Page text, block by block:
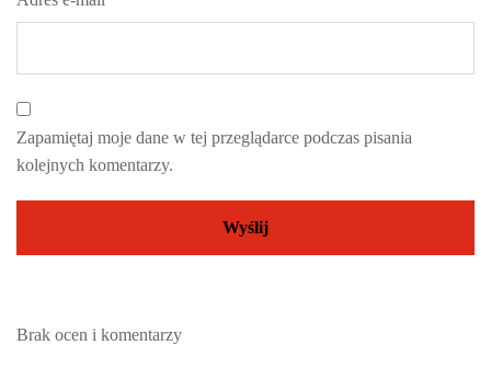
Zapamiętaj moje dane w tej przeglądarce podczas pisania
kolejnych komentarzy.
Brak ocen i komentarzy